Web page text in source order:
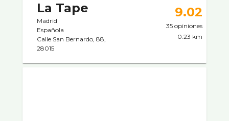
La Tape
Madrid
Española
Calle San Bernardo, 88,
28015
9.02
35 opiniones
0.23 km